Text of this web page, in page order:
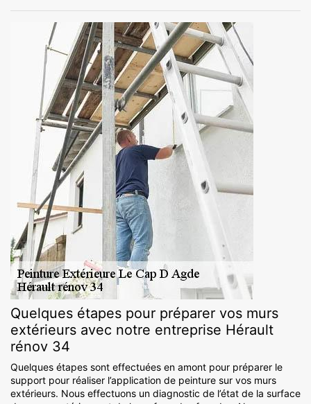
Quelques étapes pour préparer vos murs
extérieurs avec notre entreprise Hérault
rénov 34
Quelques étapes sont effectuées en amont pour préparer le
support pour réaliser l’application de peinture sur vos murs
extérieurs. Nous effectuons un diagnostic de l’état de la surface